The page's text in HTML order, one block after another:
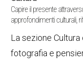
Capire il presente
approfondimenti culturali,
La sezione
fotografia e